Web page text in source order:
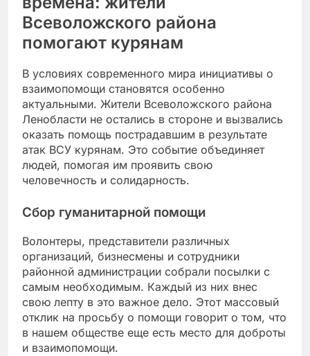
Всеволожского района
помогают курянам
В условиях современного мира инициативы о
взаимопомощи становятся особенно
актуальными. Жители Всеволожского района
Ленобласти не остались в стороне и вызвались
оказать помощь пострадавшим в результате
атак ВСУ курянам. Это событие объединяет
людей, помогая им проявить свою
человечность и солидарность.
Сбор гуманитарной помощи
Волонтеры, представители различных
организаций, бизнесмены и сотрудники
районной администрации собрали посылки с
самым необходимым. Каждый из них внес
свою лепту в это важное дело. Этот массовый
отклик на просьбу о помощи говорит о том, что
в нашем обществе еще есть место для доброты
и взаимопомощи.